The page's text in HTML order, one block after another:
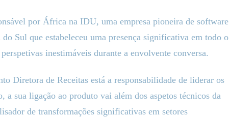
por África na IDU, uma empresa pioneira de software
Sul que estabeleceu uma presença significativa em todo o
inestimáveis durante a envolvente conversa.
Diretora de Receitas está a responsabilidade de liderar os
sua ligação ao produto vai além dos aspetos técnicos da
de transformações significativas em setores